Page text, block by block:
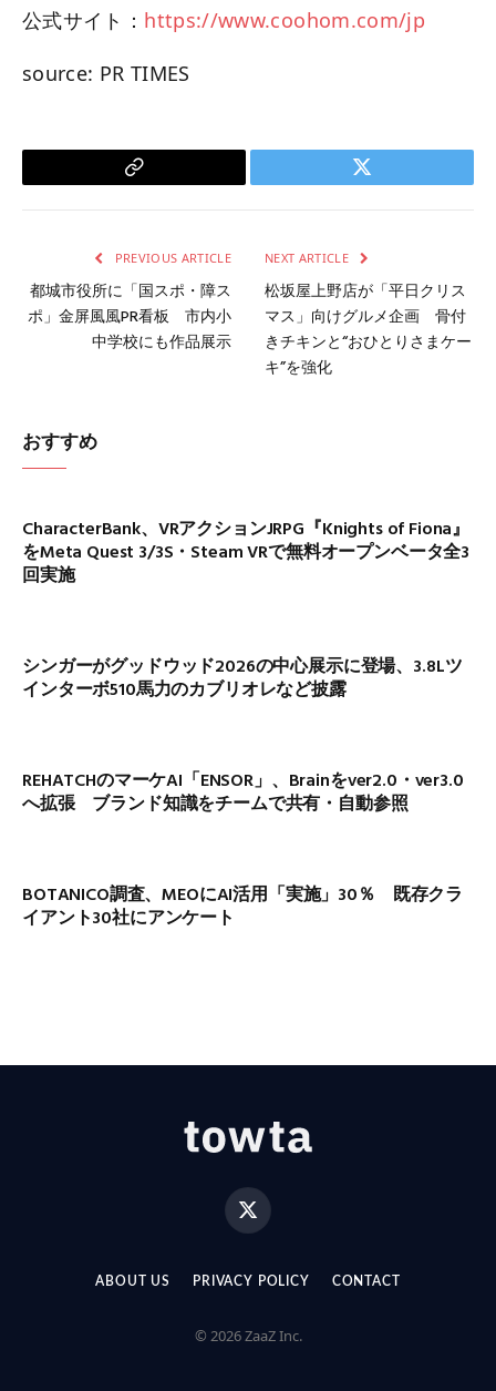
公式サイト： https://www.coohom.com/jp
source: PR TIMES
Copy
Twitter
PREVIOUS ARTICLE
都城市役所に「国スポ・障ス
ポ」金屏風風PR看板 市内小
中学校にも作品展示
NEXT ARTICLE
松坂屋上野店が「平日クリス
マス」向けグルメ企画 骨付
きチキンと“おひとりさまケー
キ”を強化
おすすめ
CharacterBank、VRアクションJRPG『Knights of Fiona』
をMeta Quest 3/3S・Steam VRで無料オープンベータ全3
回実施
シンガーがグッドウッド2026の中心展示に登場、3.8Lツ
インターボ510馬力のカブリオレなど披露
REHATCHのマーケAI「ENSOR」、Brainをver2.0・ver3.0
へ拡張 ブランド知識をチームで共有・自動参照
BOTANICO調査、MEOにAI活用「実施」30％ 既存クラ
イアント30社にアンケート
X
(Twitter)
ABOUT US PRIVACY POLICY CONTACT
© 2026 ZaaZ Inc.